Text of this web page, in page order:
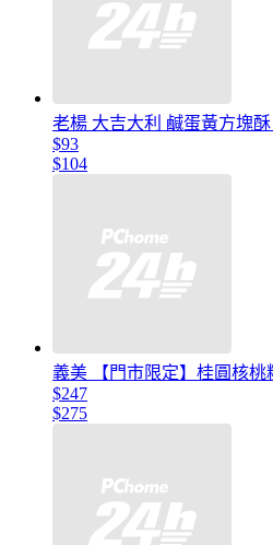
老楊 大吉大利 鹹蛋黃方塊酥
$93
$104
義美 【門市限定】桂圓核桃
$247
$275